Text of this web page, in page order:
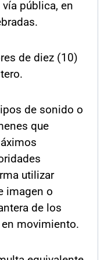
pública, en
de diez (10)
de sonido o
que
utilizar
imagen o
de los
movimiento.